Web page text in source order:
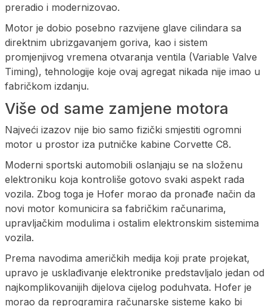
preradio i modernizovao.
Motor je dobio posebno razvijene glave cilindara sa
direktnim ubrizgavanjem goriva, kao i sistem
promjenjivog vremena otvaranja ventila (Variable Valve
Timing), tehnologije koje ovaj agregat nikada nije imao u
fabričkom izdanju.
Više od same zamjene motora
Najveći izazov nije bio samo fizički smjestiti ogromni
motor u prostor iza putničke kabine Corvette C8.
Moderni sportski automobili oslanjaju se na složenu
elektroniku koja kontroliše gotovo svaki aspekt rada
vozila. Zbog toga je Hofer morao da pronađe način da
novi motor komunicira sa fabričkim računarima,
upravljačkim modulima i ostalim elektronskim sistemima
vozila.
Prema navodima američkih medija koji prate projekat,
upravo je usklađivanje elektronike predstavljalo jedan od
najkomplikovanijih dijelova cijelog poduhvata. Hofer je
morao da reprogramira računarske sisteme kako bi